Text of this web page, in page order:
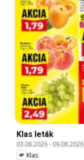
Klas leták
03.08.2026- 09.08.2026
Klas